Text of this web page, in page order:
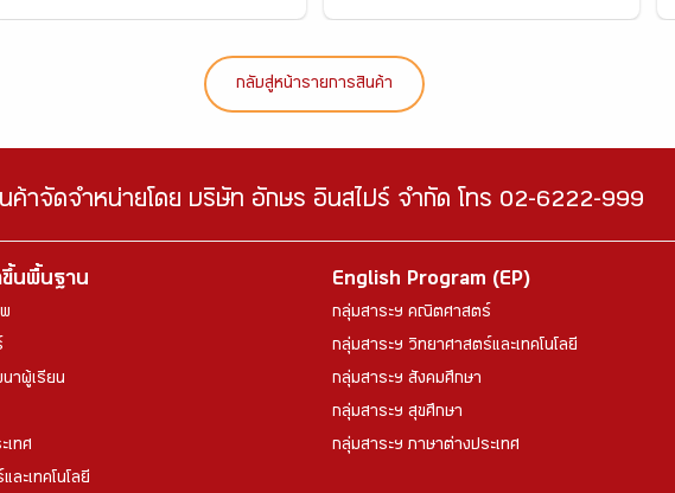
กลับสู่หน้ารายการสินค้า
ค้าจัดจำหน่ายโดย บริษัท อักษร อินสไปร์ จำกัด โทร 02-6222-999
นพื้นฐาน
าผู้เรียน
เทศ
ะเทคโนโลยี
English Program (EP)
กลุ่มสาระฯ คณิตศาสตร์
กลุ่มสาระฯ วิทยาศาสตร์และเทคโนโลยี
กลุ่มสาระฯ สังคมศึกษา
กลุ่มสาระฯ สุขศึกษา
กลุ่มสาระฯ ภาษาต่างประเทศ